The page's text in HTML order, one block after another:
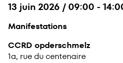
13 juin 2026 / 09:00 -
Manifestations
CCRD opderschmelz
1a, rue du centenaire